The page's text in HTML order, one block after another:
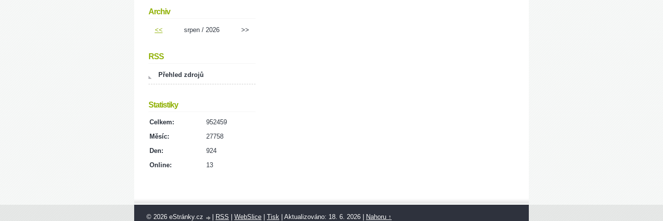
Archiv
<< srpen / 2026 >>
RSS
Přehled zdrojů
Statistiky
Online: 13
Celkem:
952459
Měsíc:
27758
Den:
924
© 2026 eStránky.cz RSS WebSlice Tisk Aktualizováno: 18. 6. 2026 Nahoru ↑